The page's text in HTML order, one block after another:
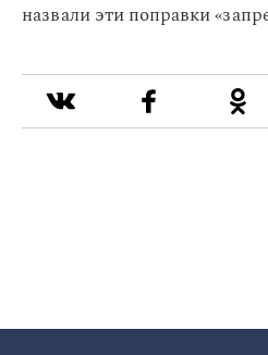
назвали эти поправки